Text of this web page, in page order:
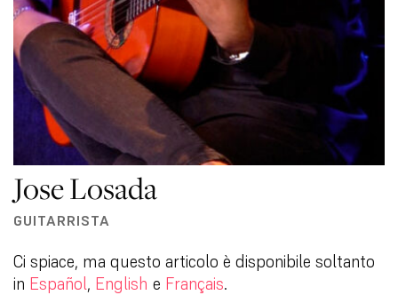
Jose Losada
GUITARRISTA
Ci spiace, ma questo articolo è disponibile soltanto
in Español, English e Français.